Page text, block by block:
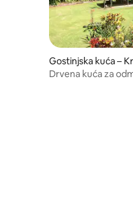
Gostinjska kuća –
ala
Drvena kuća za